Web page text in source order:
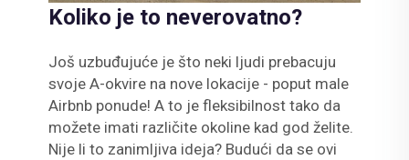
Koliko je to neverovatno?
Još uzbuđujuće je što neki ljudi prebacuju
svoje A-okvire na nove lokacije - poput male
Airbnb ponude! A to je fleksibilnost tako da
možete imati različite okoline kad god želite.
Nije li to zanimljiva ideja? Budući da se ovi